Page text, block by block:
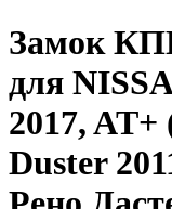
Замок
для
2017,
Duster